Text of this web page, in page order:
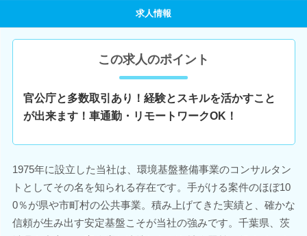
求人情報
この求人のポイント
官公庁と多数取引あり！経験とスキルを活かすこと
が出来ます！車通勤・リモートワークOK！
1975年に設立した当社は、環境基盤整備事業のコンサルタン
トとしてその名を知られる存在です。手がける案件のほぼ10
0％が県や市町村の公共事業。積み上げてきた実績と、確かな
信頼が生み出す安定基盤こそが当社の強みです。千葉県、茨